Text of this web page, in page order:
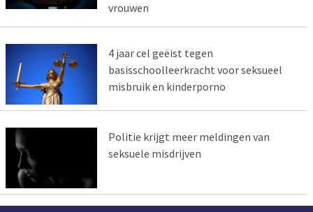
vrouwen
4 jaar cel geëist tegen
basisschoolleerkracht voor seksueel
misbruik en kinderporno
Politie krijgt meer meldingen van
seksuele misdrijven